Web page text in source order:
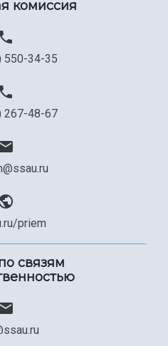
комиссия
550-34-35
267-48-67
priem
связям